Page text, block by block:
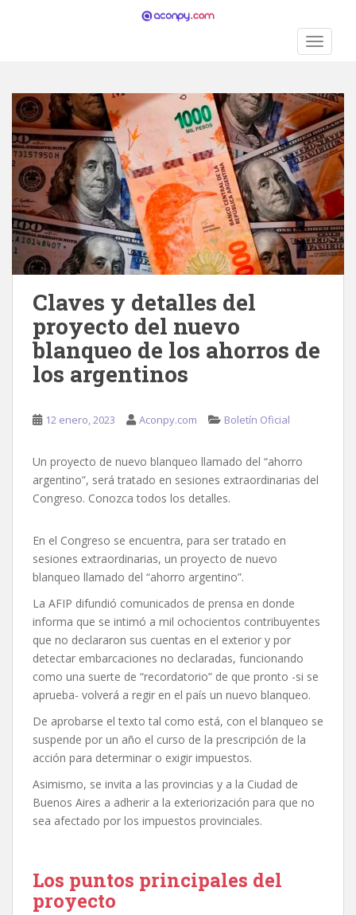
Claves y detalles del
proyecto del nuevo
blanqueo de los ahorros de
los argentinos
12 enero, 2023 Aconpy.com Boletín Oficial
Un proyecto de nuevo blanqueo llamado del “ahorro
argentino”, será tratado en sesiones extraordinarias del
Congreso. Conozca todos los detalles.
En el Congreso se encuentra, para ser tratado en
sesiones extraordinarias, un proyecto de nuevo
blanqueo llamado del “ahorro argentino”.
La AFIP difundió comunicados de prensa en donde
informa que se intimó a mil ochocientos contribuyentes
que no declararon sus cuentas en el exterior y por
detectar embarcaciones no declaradas, funcionando
como una suerte de “recordatorio” de que pronto -si se
aprueba- volverá a regir en el país un nuevo blanqueo.
De aprobarse el texto tal como está, con el blanqueo se
suspende por un año el curso de la prescripción de la
acción para determinar o exigir impuestos.
Asimismo, se invita a las provincias y a la Ciudad de
Buenos Aires a adherir a la exteriorización para que no
sea afectado por los impuestos provinciales.
Los puntos principales del
proyecto